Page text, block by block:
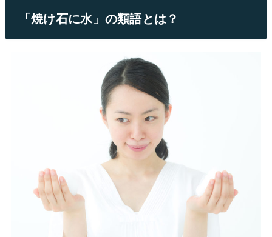
「焼け石に水」の類語とは？